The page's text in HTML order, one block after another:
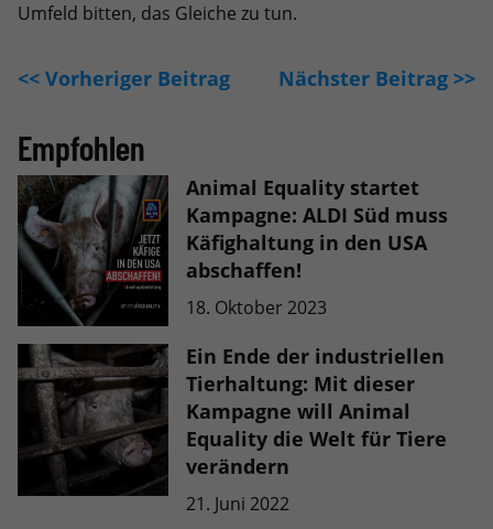
Umfeld bitten, das Gleiche zu tun.
<< Vorheriger Beitrag Nächster Beitrag >>
Empfohlen
Animal Equality startet
Kampagne: ALDI Süd muss
Käfighaltung in den USA
abschaffen!
18. Oktober 2023
Ein Ende der industriellen
Tierhaltung: Mit dieser
Kampagne will Animal
Equality die Welt für Tiere
verändern
21. Juni 2022